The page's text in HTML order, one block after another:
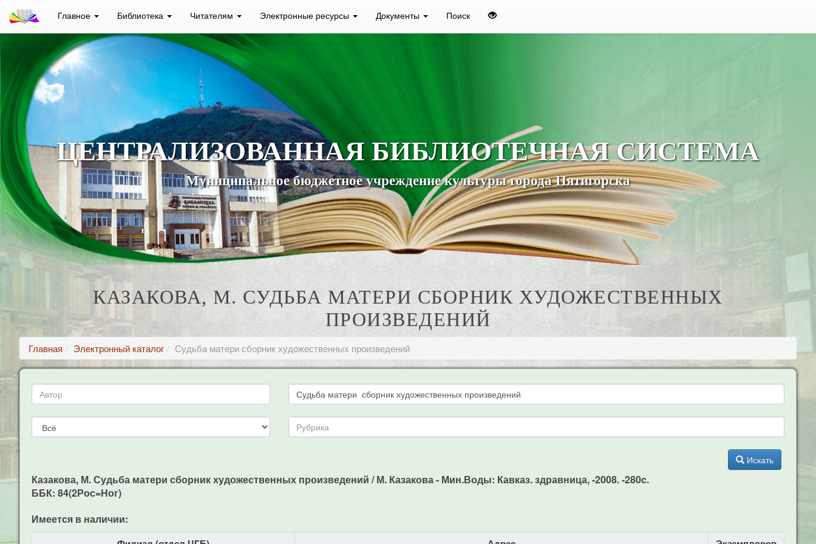
Главное Библиотека Читателям Электронные ресурсы Документы Поиск
ЦЕНТРАЛИЗОВАННАЯ БИБЛИОТЕЧНАЯ СИСТЕМА
Муниципальное бюджетное учреждение культуры города Пятигорска
КАЗАКОВА, М. СУДЬБА МАТЕРИ СБОРНИК ХУДОЖЕСТВЕННЫХ
ПРОИЗВЕДЕНИЙ
Главная Электронный каталог Судьба матери сборник художественных произведений
Искать
Казакова, М. Судьба матери сборник художественных произведений / М. Казакова - Мин.Воды: Кавказ. здравница, -2008. -280c.
ББК: 84(2Рос=Ног)
Имеется в наличии: